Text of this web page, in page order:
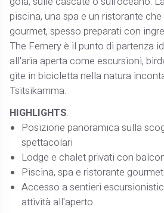
piscina, una spa e un ristorante
gourmet, spesso preparati con
The Fernery è il punto di partenza
all'aria aperta come escursioni,
gite in bicicletta nella natura
Tsitsikamma.
HIGHLIGHTS:
Posizione panoramica sulla
spettacolari
Lodge e chalet privati con
Piscina, spa e ristorante gourmet
Accesso a sentieri
attività all'aperto